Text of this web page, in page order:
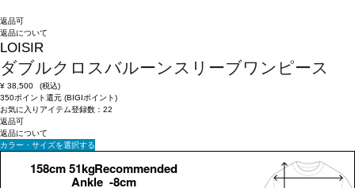
返品可
返品について
LOISIR
ダブルクロスバルーンスリーブワンピース
¥ 38,500
(税込)
350ポイント還元 (BIGIポイント)
お気に入りアイテム登録数： 22
返品可
返品について
カラー・サイズを選択する
158cm 51kgRecommended
Ankle -8cm